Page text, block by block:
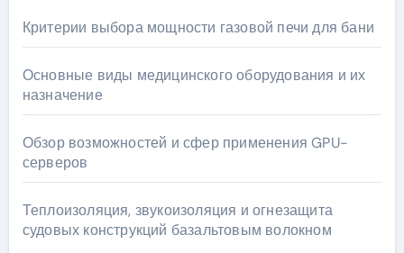
Критерии выбора мощности газовой печи для бани
Основные виды медицинского оборудования и их
назначение
Обзор возможностей и сфер применения GPU-
серверов
Теплоизоляция, звукоизоляция и огнезащита
судовых конструкций базальтовым волокном